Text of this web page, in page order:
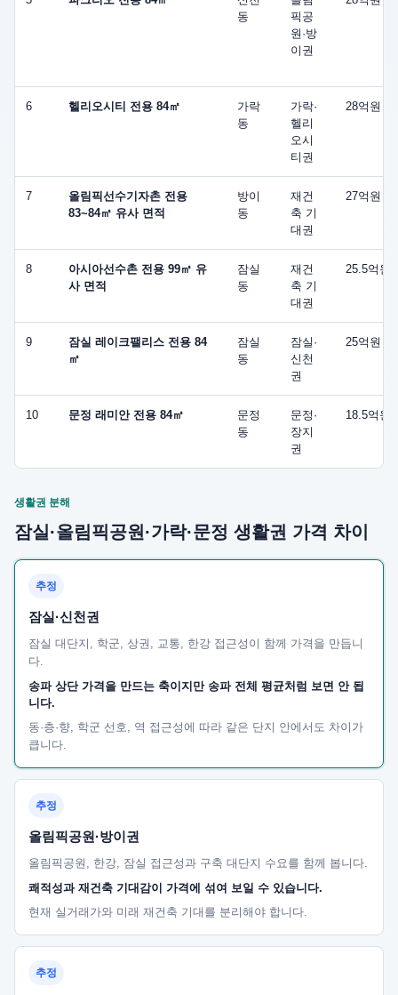
저
평
익
비
동
픽공
원·방
이권
6 헬리오시티 전용 84㎡
가락
동
가락·
헬리
오시
티권
28억원
7
올림픽선수기자촌 전용
83~84㎡ 유사 면적
방이
동
재건
축 기
대권
27억원
8
아시아선수촌 전용 99㎡ 유
사 면적
잠실
동
재건
축 기
대권
25.5억원
9
잠실 레이크팰리스 전용 84
㎡
잠실
동
잠실·
신천
권
25억원
10 문정 래미안 전용 84㎡
문정
동
문정·
장지
권
18.5억원
생활권 분해
잠실·올림픽공원·가락·문정 생활권 가격 차이
추정
잠실·신천권
잠실 대단지, 학군, 상권, 교통, 한강 접근성이 함께 가격을 만듭니
다.
송파 상단 가격을 만드는 축이지만 송파 전체 평균처럼 보면 안 됩
니다.
동·층·향, 학군 선호, 역 접근성에 따라 같은 단지 안에서도 차이가
큽니다.
추정
올림픽공원·방이권
올림픽공원, 한강, 잠실 접근성과 구축 대단지 수요를 함께 봅니다.
쾌적성과 재건축 기대감이 가격에 섞여 보일 수 있습니다.
현재 실거래가와 미래 재건축 기대를 분리해야 합니다.
추정